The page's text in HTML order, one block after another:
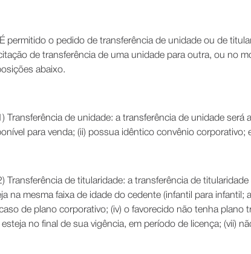
permitido o pedido de transferência de unidade ou de
de transferência de uma unidade para outra, ou no
abaixo.
Transferência de unidade: a transferência de unidade
para venda; (ii) possua idêntico convênio corporativo;
Transferência de titularidade: a transferência de
na mesma faixa de idade do cedente (infantil para
de plano corporativo; (iv) o favorecido não tenha plano
esteja no final de sua vigência, em período de licença; (vii)